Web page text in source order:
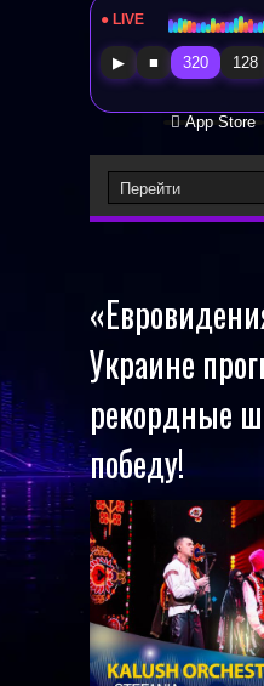
● LIVE
▶ ■ 320 128
 App Store
Украине
рекордные
победу!